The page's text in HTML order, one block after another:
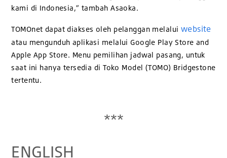
kami di Indonesia,” tambah Asaoka.
TOMOnet dapat diakses oleh pelanggan melalui website
atau mengunduh aplikasi melalui Google Play Store and
Apple App Store. Menu pemilihan jadwal pasang, untuk
saat ini hanya tersedia di Toko Model (TOMO) Bridgestone
tertentu.
***
ENGLISH